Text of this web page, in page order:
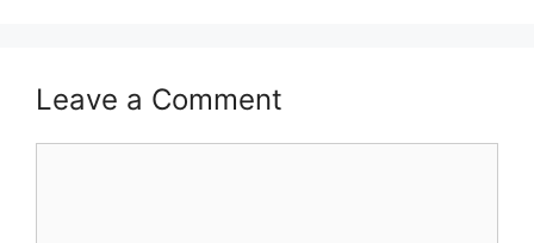
Leave a Comment